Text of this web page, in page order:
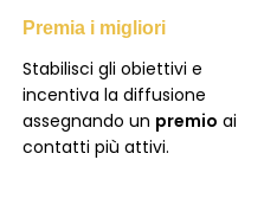
Premia i migliori
Stabilisci gli obiettivi e
incentiva la diffusione
assegnando un premio ai
contatti più attivi.